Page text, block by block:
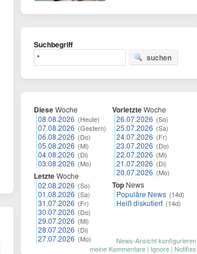
Suchbegriff
suchen
DieseWoche
08.08.2026 (Heute)
07.08.2026 (Gestern)
06.08.2026 (Do)
05.08.2026 (Mi)
04.08.2026 (Di)
03.08.2026 (Mo)
LetzteWoche
02.08.2026 (So)
01.08.2026 (Sa)
31.07.2026 (Fr)
30.07.2026 (Do)
29.07.2026 (Mi)
28.07.2026 (Di)
27.07.2026 (Mo)
VorletzteWoche
26.07.2026 (So)
25.07.2026 (Sa)
24.07.2026 (Fr)
23.07.2026 (Do)
22.07.2026 (Mi)
21.07.2026 (Di)
20.07.2026 (Mo)
Top News
Populäre News (14d)
Heiß diskutiert (14d)
News-Ansicht konfigurieren
meine Kommentare | Ignore | Notifies